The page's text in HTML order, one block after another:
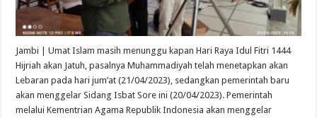
Jambi | Umat Islam masih menunggu kapan Hari Raya Idul Fitri 1444
Hijriah akan Jatuh, pasalnya Muhammadiyah telah menetapkan akan
Lebaran pada hari jum’at (21/04/2023), sedangkan pemerintah baru
akan menggelar Sidang Isbat Sore ini (20/04/2023). Pemerintah
melalui Kementrian Agama Republik Indonesia akan menggelar